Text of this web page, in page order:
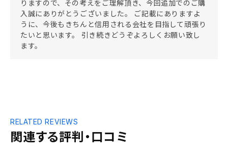
りますので、その考えをご理解頂き、今回追加でのご購
入誠にありがとうございました。 ご記載にありますよ
うに、今後もきちんと信用される会社を目指して頑張り
たいと思います。 引き続きどうぞよろしくお願い致し
ます。
関連する評判・口コミ
RELATED REVIEWS